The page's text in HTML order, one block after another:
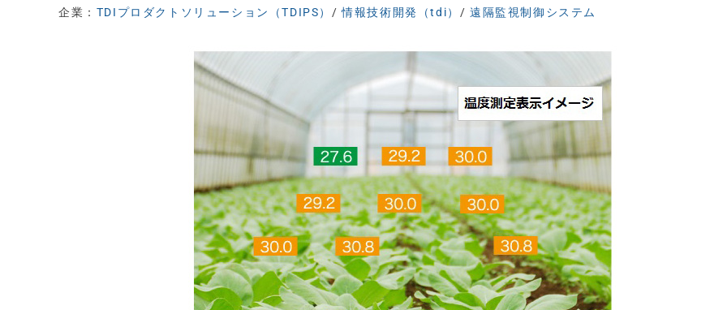
企業： TDIプロダクトソリューション（TDIPS） /情報技術開発（tdi） /遠隔監視制御システム